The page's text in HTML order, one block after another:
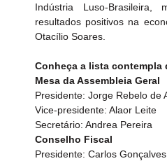
Indústria Luso-Brasileira,
resultados positivos na
Otacílio Soares.
Conheça a lista contempla
Mesa da Assembleia Geral
Presidente: Jorge Rebelo de
Vice‑presidente: Alaor Leite
Secretário: Andrea Pereira
Conselho Fiscal
Presidente: Carlos Gonçalves